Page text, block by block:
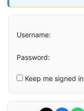
Username:
Password:
Keep me signed in